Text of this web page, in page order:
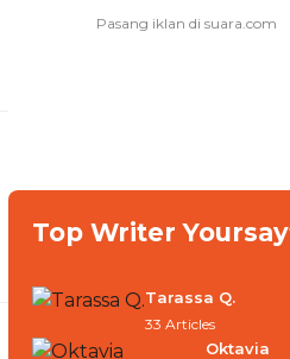
Top Writer Yoursay
Tarassa Q.
33 Articles
Oktavia